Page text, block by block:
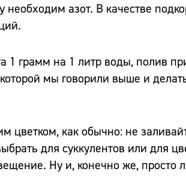
азот. В качестве
1 грамм на 1 литр воды, полив
мы говорили выше и
цветком, как обычно: не
для суккулентов или для
Ну и, конечно же, просто